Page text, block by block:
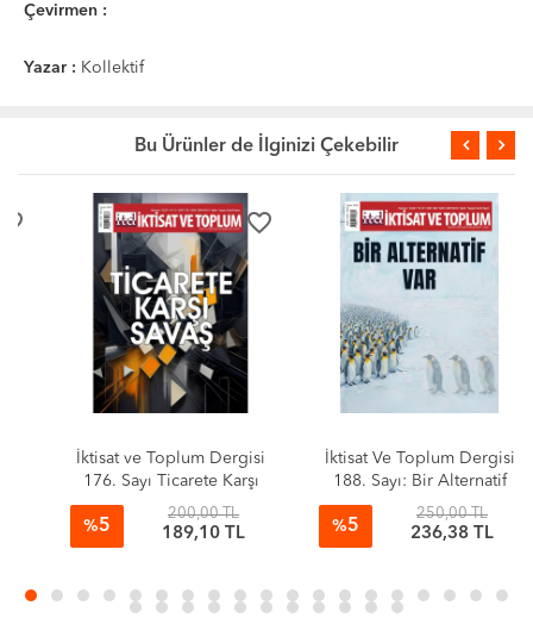
Çevirmen :
Yazar : Kollektif
Bu Ürünler de İlginizi Çekebilir
favorite_border
İktisat ve Toplum Dergisi
176. Sayı Ticarete Karşı
Savaş
200,00 TL
189,10 TL
favorite_border
İktisat Ve Toplum Dergisi
188. Sayı: Bir Alternatif
250,00 TL
236,38 TL